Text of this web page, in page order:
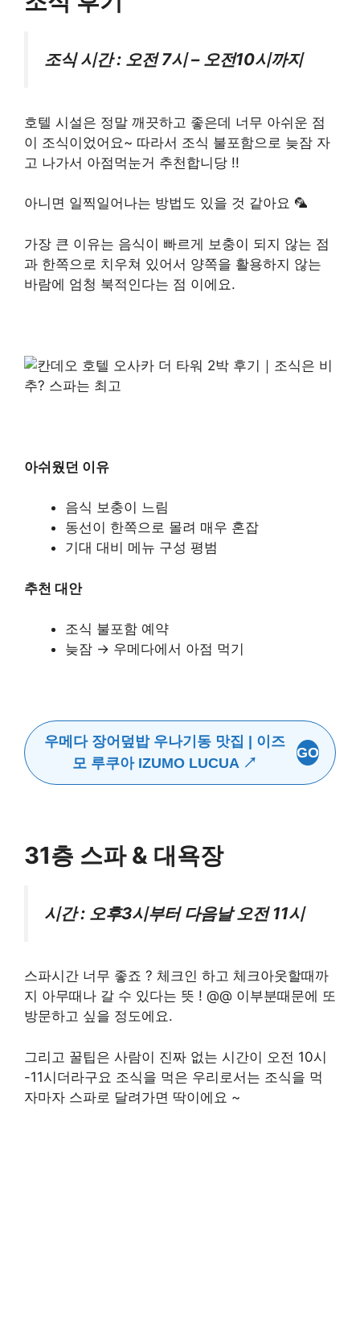
조식 시간 : 오전 7시 – 오전10시까지
호텔 시설은 정말 깨끗하고 좋은데 너무 아쉬운 점
이 조식이었어요~ 따라서 조식 불포함으로 늦잠 자
고 나가서 아점먹눈거 추천합니당 !!
아니면 일찍일어나는 방법도 있을 것 같아요 🦜
가장 큰 이유는 음식이 빠르게 보충이 되지 않는 점
과 한쪽으로 치우쳐 있어서 양쪽을 활용하지 않는
바람에 엄청 북적인다는 점 이에요.
아쉬웠던 이유
음식 보충이 느림
동선이 한쪽으로 몰려 매우 혼잡
기대 대비 메뉴 구성 평범
추천 대안
조식 불포함 예약
늦잠 → 우메다에서 아점 먹기
우메다 장어덮밥 우나기동 맛집 | 이즈
모 루쿠아 IZUMO LUCUA ↗
GO
31층 스파 & 대욕장
시간 : 오후3시부터 다음날 오전 11시
스파시간 너무 좋죠 ? 체크인 하고 체크아웃할때까
지 아무때나 갈 수 있다는 뜻 ! @@ 이부분때문에 또
방문하고 싶을 정도에요.
그리고 꿀팁은 사람이 진짜 없는 시간이 오전 10시
-11시더라구요 조식을 먹은 우리로서는 조식을 먹
자마자 스파로 달려가면 딱이에요 ~